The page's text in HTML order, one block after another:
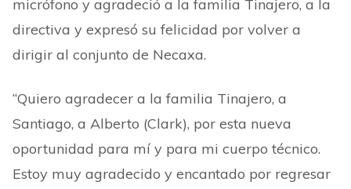
micrófono y agradeció a la familia Tinajero, a la
directiva y expresó su felicidad por volver a
dirigir al conjunto de Necaxa.
“Quiero agradecer a la familia Tinajero, a
Santiago, a Alberto (Clark), por esta nueva
oportunidad para mí y para mi cuerpo técnico.
Estoy muy agradecido y encantado por regresar